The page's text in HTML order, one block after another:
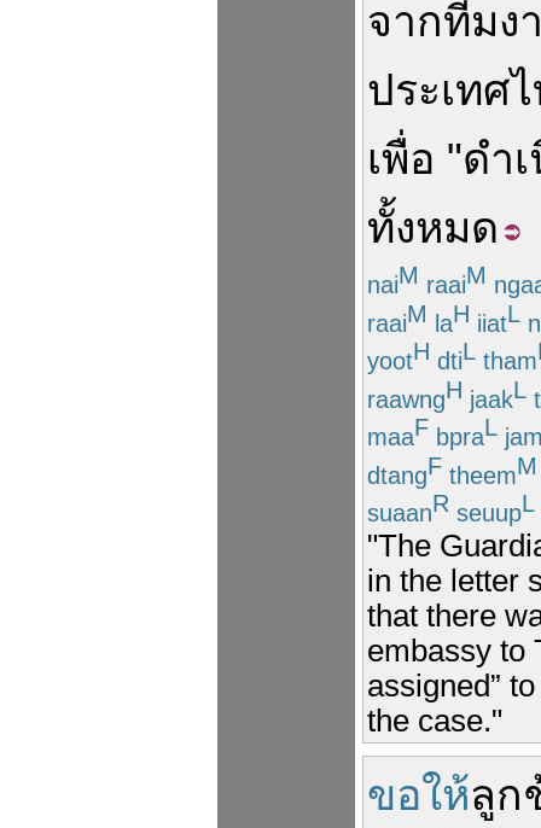
จากทีมง
ประเทศ
เพื่อ "ดำ
ทั้งหมด
naiM raaiM
raaiM laH iiatL
yootH dtiL tham
raawngH jaakL
maaF bpraL
dtangF theemM
suaanR seuupL
"The
in the letter
that there
embassy to
assigned”
the case."
ขอให้ลูก